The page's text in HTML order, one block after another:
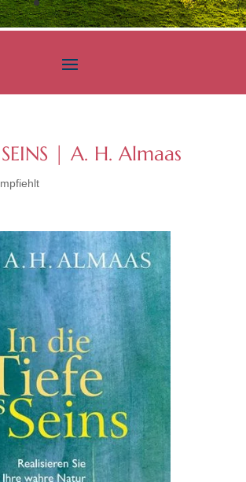
SEINS | A. H. Almaas